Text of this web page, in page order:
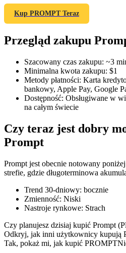
Kontrakty terminowe COIN-M
TradFi
Instrumenty pochodne na akcje,
Kontrakty terminowe na USDC
Kontrakty futures
Kup PROMPT Teraz
Przegląd zakupu
Szacowany czas zakupu: ~3
Minimalna kwota zakupu: $1
Metody płatności: Karta
bankowy, Apple Pay, Google
Dostępność: Obsługiwane w
na całym świecie
Czy teraz jest dobry
Prompt
Prompt jest obecnie notowany
strefie, gdzie długoterminowa
Trend 30-dniowy: bocznie
Zmienność: Niski
Nastroje rynkowe: Strach
Czy planujesz dzisiaj kupić Prompt
Odkryj, jak inni użytkownicy kupują
Tak, pokaż mi, jak kupić PROMPT